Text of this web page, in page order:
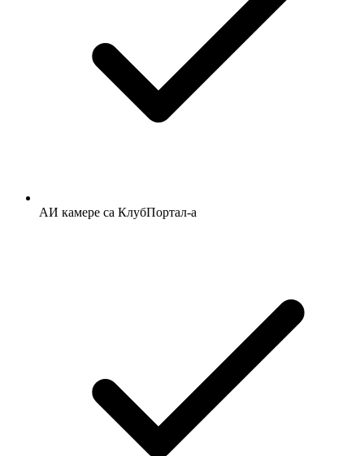
АИ камере са КлубПортал-а